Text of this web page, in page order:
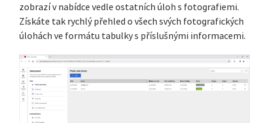
zobrazí v nabídce vedle ostatních úloh s fotografiemi.
Získáte tak rychlý přehled o všech svých fotografických
úlohách ve formátu tabulky s příslušnými informacemi.